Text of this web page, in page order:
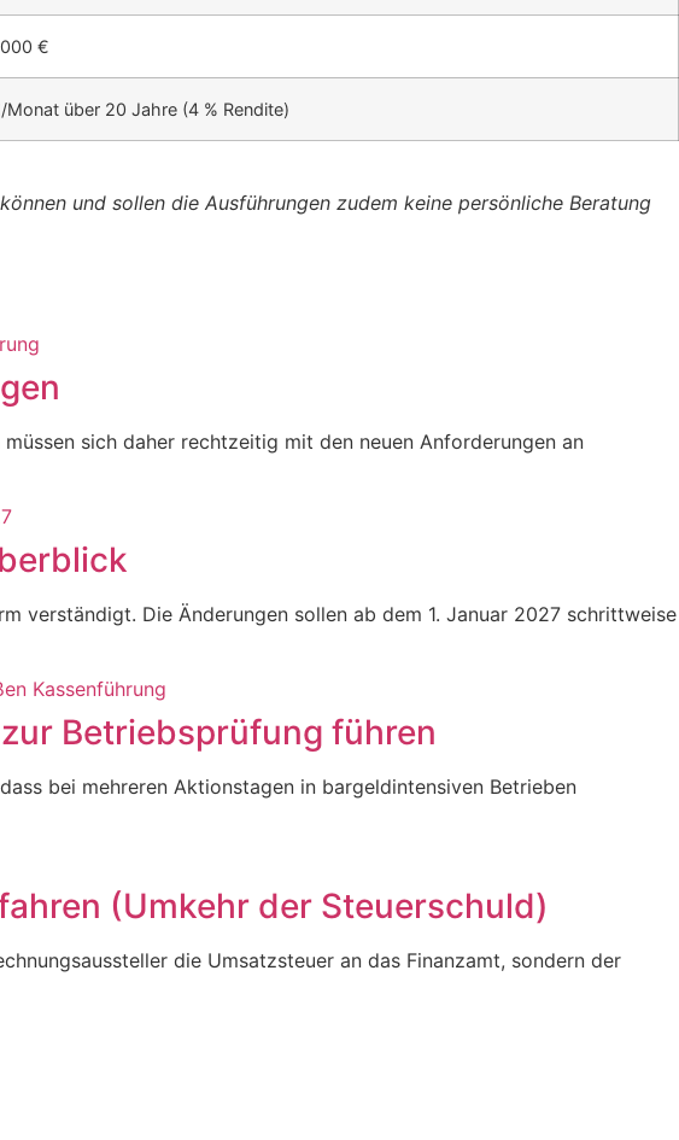
€
über 20 Jahre (4 % Rendite)
und sollen die Ausführungen zudem keine persönliche Beratung
sich daher rechtzeitig mit den neuen Anforderungen an
verständigt. Die Änderungen sollen ab dem 1. Januar 2027 schrittweise
Betriebsprüfung führen
bei mehreren Aktionstagen in bargeldintensiven Betrieben
(Umkehr der Steuerschuld)
die Umsatzsteuer an das Finanzamt, sondern der